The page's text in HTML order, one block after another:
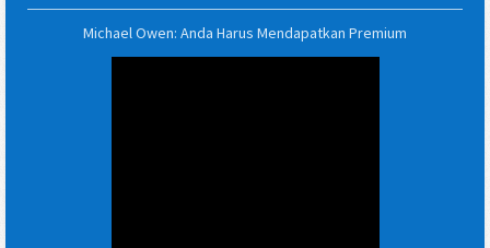
Michael Owen: Anda Harus Mendapatkan Premium